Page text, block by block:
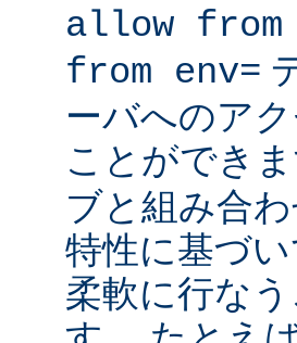
allow from
from env=
ーバへのア
ことができま
ブと組み合
特性に基づ
柔軟に行な